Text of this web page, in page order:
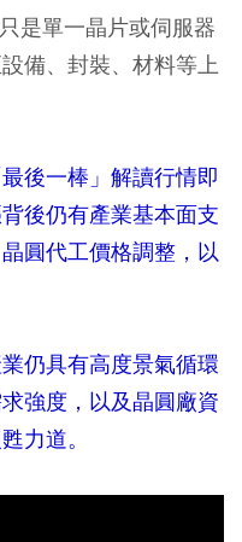
是單一晶片或伺服器
備、封裝、材料等上
後一棒」解讀行情即
後仍有產業基本面支
圓代工價格調整，以
仍具有高度景氣循環
強度，以及晶圓廠資
力道。